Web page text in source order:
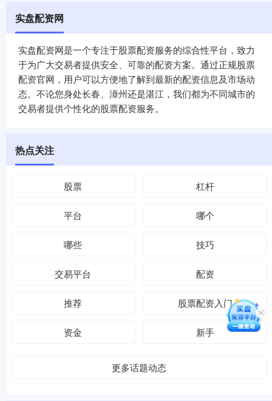
实盘配资网
实盘配资网是一个专注于股票配资服务的综合性平台，致力
于为广大交易者提供安全、可靠的配资方案。通过正规股票
配资官网，用户可以方便地了解到最新的配资信息及市场动
态。不论您身处长春、漳州还是湛江，我们都为不同城市的
交易者提供个性化的股票配资服务。
热点关注
股票 杠杆
平台 哪个
哪些 技巧
交易平台 配资
推荐 股票配资入门
资金 新手
更多话题动态